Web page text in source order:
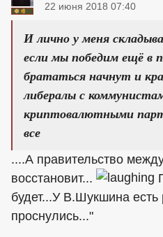
22 июня 2018 07:40
И лично у меня
если мы победим ещё в
брататься начнут и
либералы с
криптовалютными
все
....А правительство
восстановит...
будет...У В.Шукшина есть
проснулись..."